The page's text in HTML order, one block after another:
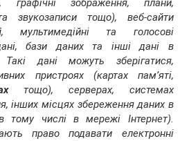
графічні зображення, плани,
звукозаписи тощо), веб-сайти
, мультимедійніта голосові
бази данихта інші дані в
дані можуть зберігатися,
пристроях (картах пам’яті,
тощо), серверах, системах
інших місцях збереження даних в
тому числі в мережі Інтернет).
право подавати електронні